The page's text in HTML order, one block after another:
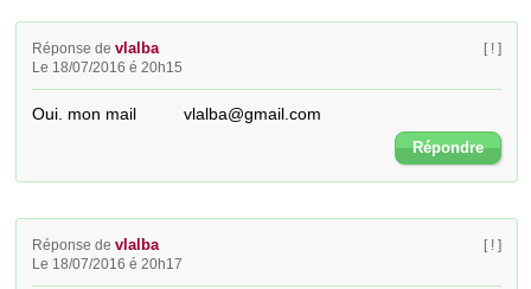
Réponse devlalba
Le 18/07/2016 é 20h15
[ ! ]
Oui. mon mail          vlalba@gmail.com
Répondre
Réponse devlalba
Le 18/07/2016 é 20h17
[ ! ]